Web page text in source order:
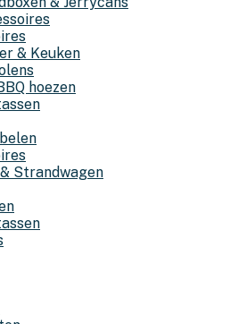
& Keuken
hoezen
Strandwagen